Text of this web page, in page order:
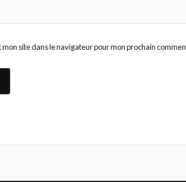
site dans le navigateur pour mon prochain